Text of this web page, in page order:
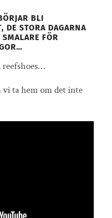
BLI
DE STORA DAGARNA
FÖR
ta hem om det inte